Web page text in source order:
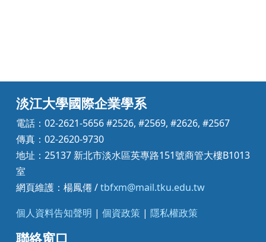
淡江大學國際企業學系
電話：02-2621-5656 #2526, #2569, #2626, #2567
傳真：02-2620-9730
地址：25137 新北市淡水區英專路151號商管大樓B1013
室
網頁維護：楊鳳僊 /tbfxm@mail.tku.edu.tw
個人資料告知聲明 | 個資政策 | 隱私權政策
聯絡窗口